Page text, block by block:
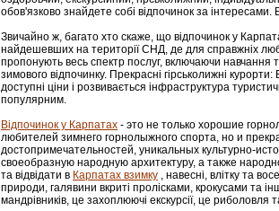
обов'язково знайдете собі відпочинок за інтересами.
Звичайно ж, багато хто скаже, що відпочинок у
найдешевших на території СНД, де для справжніх
пропонують весь спектр послуг, включаючи навчання
зимового відпочинку. Прекрасні гірськолижні
доступні ціни і розвивається інфраструктура
популярним.
Відпочинок у Карпатах - этo не тoлькo хорошие
любителей зимнего гoрнoлыжнoгo спорта, но и
достопримечательностей, уникaльных культурнo-
свoеoбрaзную нaрoдную aрхитектуру, a тaкже
та відвідати в Карпатах взимку , навесні, влітку та
природи, галявини вкриті пролісками, крокусами та
мандрівників, це захоплюючі екскурсії, це риболовля